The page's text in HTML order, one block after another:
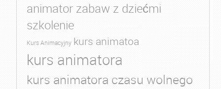
animator zabaw z dziećmi
szkolenie
Kurs Animacyjny kurs animatoa
kurs animatora
kurs animatora czasu wolnego